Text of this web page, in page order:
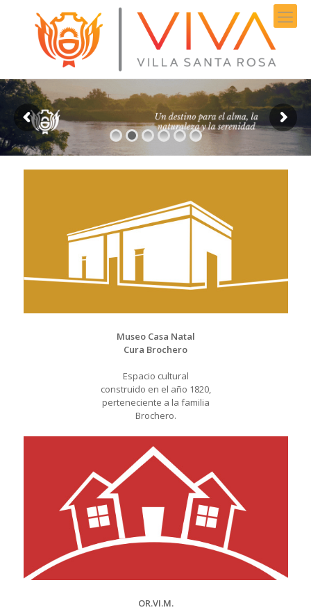
Museo Casa Natal
Cura Brochero
Espacio cultural
construido en el año 1820,
perteneciente a la familia
Brochero.
OR.VI.M.